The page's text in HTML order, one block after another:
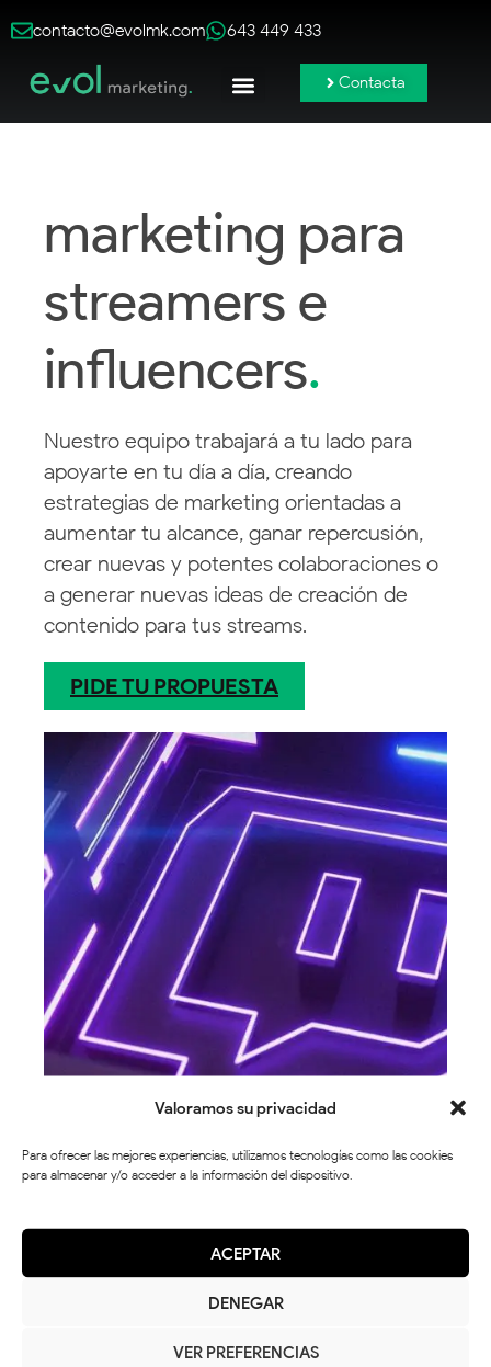
Valoramos su privacidad
Para ofrecer las mejores experiencias, utilizamos tecnologías como las cookies
para almacenar y/o acceder a la información del dispositivo.
ACEPTAR
DENEGAR
VER PREFERENCIAS
contacto@evolmk.com 643 449 433
Contacta
marketing para
streamers e
influencers.
Nuestro equipo trabajará a tu lado para
apoyarte en tu día a día, creando
estrategias de marketing orientadas a
aumentar tu alcance, ganar repercusión,
crear nuevas y potentes colaboraciones o
a generar nuevas ideas de creación de
contenido para tus streams.
PIDE TU PROPUESTA